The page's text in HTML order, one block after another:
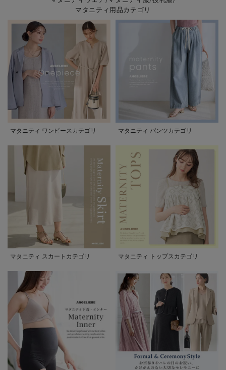
マタニティ用品カテゴリ
マタニティ ワンピースカテゴリ マタニティ パンツカテゴリ
マタニティ スカートカテゴリ マタニティ トップスカテゴリ